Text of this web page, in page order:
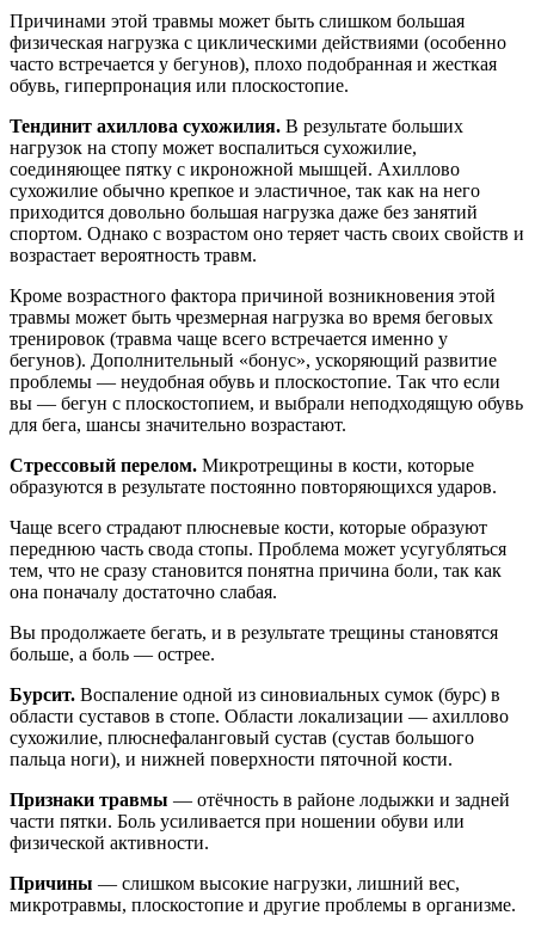
Причинами этой травмы может быть слишком большая
физическая нагрузка с циклическими действиями (особенно
часто встречается у бегунов), плохо подобранная и жесткая
обувь, гиперпронация или плоскостопие.
Тендинит ахиллова сухожилия. В результате больших
нагрузок на стопу может воспалиться сухожилие,
соединяющее пятку с икроножной мышцей. Ахиллово
сухожилие обычно крепкое и эластичное, так как на него
приходится довольно большая нагрузка даже без занятий
спортом. Однако с возрастом оно теряет часть своих свойств и
возрастает вероятность травм.
Кроме возрастного фактора причиной возникновения этой
травмы может быть чрезмерная нагрузка во время беговых
тренировок (травма чаще всего встречается именно у
бегунов). Дополнительный «бонус», ускоряющий развитие
проблемы — неудобная обувь и плоскостопие. Так что если
вы — бегун с плоскостопием, и выбрали неподходящую обувь
для бега, шансы значительно возрастают.
Стрессовый перелом. Микротрещины в кости, которые
образуются в результате постоянно повторяющихся ударов.
Чаще всего страдают плюсневые кости, которые образуют
переднюю часть свода стопы. Проблема может усугубляться
тем, что не сразу становится понятна причина боли, так как
она поначалу достаточно слабая.
Вы продолжаете бегать, и в результате трещины становятся
больше, а боль — острее.
Бурсит. Воспаление одной из синовиальных сумок (бурс) в
области суставов в стопе. Области локализации — ахиллово
сухожилие, плюснефаланговый сустав (сустав большого
пальца ноги), и нижней поверхности пяточной кости.
Признаки травмы — отёчность в районе лодыжки и задней
части пятки. Боль усиливается при ношении обуви или
физической активности.
Причины — слишком высокие нагрузки, лишний вес,
микротравмы, плоскостопие и другие проблемы в организме.